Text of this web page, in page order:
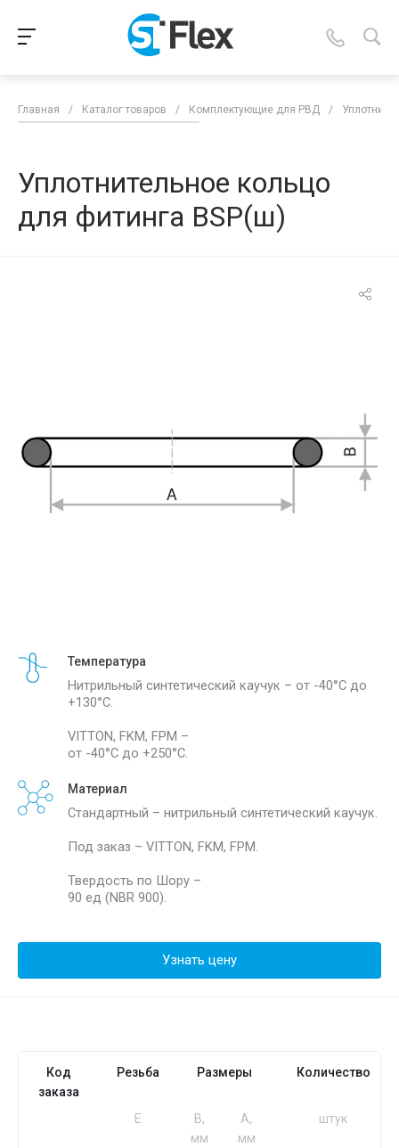
Главная / Каталог товаров / Комплектующие для РВД /
Уплотнительное кольцо
для фитинга BSP(ш)
Температура
Нитрильный синтетический каучук – от -40°С до
+130°С.
VITTON, FKM, FPM –
от -40°С до +250°С.
Материал
Стандартный – нитрильный синтетический каучук.
Под заказ – VITTON, FKM, FPM.
Твердость по Шору –
90 ед (NBR 900).
Узнать цену
Код
заказа
Резьба Размеры Количество
Е
B,
мм
A,
мм
штук